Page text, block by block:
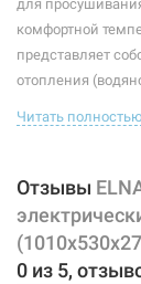
Тип крепления:
Тип подключения:
Материал корпуса:
для
комфортной
представляет
отопления
правильно
Характеристики
товара могут
внесенные
не несет.
Читать полностью
Отзывы
0 из 5,